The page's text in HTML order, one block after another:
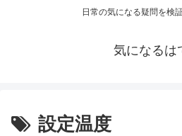
日常の気になる疑問を検
気になるは
設定温度